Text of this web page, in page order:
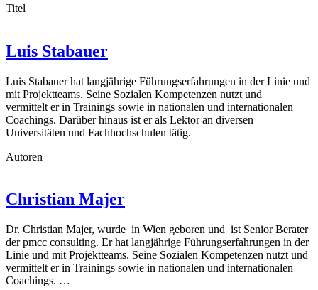
Titel
Luis Stabauer
Luis Stabauer hat langjährige Führungserfahrungen in der Linie und
mit Projektteams. Seine Sozialen Kompetenzen nutzt und
vermittelt er in Trainings sowie in nationalen und internationalen
Coachings. Darüber hinaus ist er als Lektor an diversen
Universitäten und Fachhochschulen tätig.
Autoren
Christian Majer
Dr. Christian Majer, wurde in Wien geboren und ist Senior Berater
der pmcc consulting. Er hat langjährige Führungserfahrungen in der
Linie und mit Projektteams. Seine Sozialen Kompetenzen nutzt und
vermittelt er in Trainings sowie in nationalen und internationalen
Coachings. …